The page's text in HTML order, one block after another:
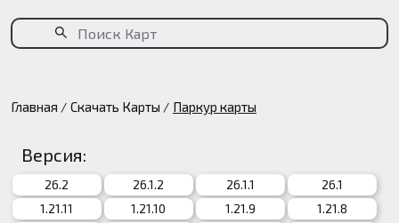
Главная Скачать Карты Паркур карты
Версия:
26.2 26.1.2 26.1.1
26.1
1.21.11
1.21.10 1.21.9
1.21.8